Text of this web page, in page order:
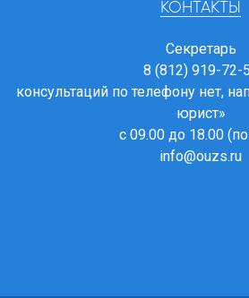
КОНТАКТЫ
Секретарь
8 (812) 919-72-
консультаций по телефону нет,
юрист»
с 09.00 до 18.00
info@ouzs.ru